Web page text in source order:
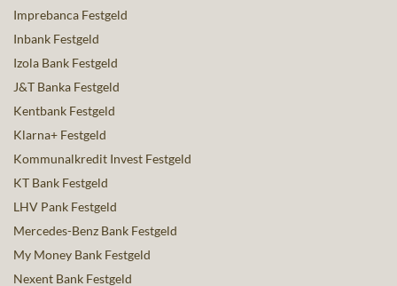
Imprebanca Festgeld
Inbank Festgeld
Izola Bank Festgeld
J&T Banka Festgeld
Kentbank Festgeld
Klarna+ Festgeld
Kommunalkredit Invest Festgeld
KT Bank Festgeld
LHV Pank Festgeld
Mercedes-Benz Bank Festgeld
My Money Bank Festgeld
Nexent Bank Festgeld